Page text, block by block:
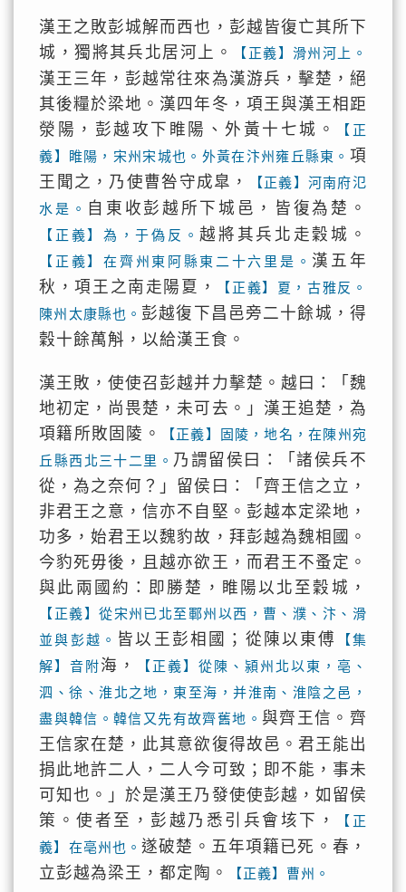
漢王之敗彭城解而西也，彭越皆復亡其所下
城，獨將其兵北居河上。
【正義】滑州河上。
漢王三年，彭越常往來為漢游兵，擊楚，絕
其後糧於梁地。漢四年冬，項王與漢王相距
滎陽，彭越攻下睢陽、外黃十七城。
【正
義】睢陽，宋州宋城也。外黃在汴州雍丘縣東。 項
王聞之，乃使曹咎守成皐，
【正義】河南府氾
水是。
自東收彭越所下城邑，皆復為楚。
【正義】為，于偽反。越將其兵北走穀城。
【正義】在齊州東阿縣東二十六里是。 漢五年
秋，項王之南走陽夏，
【正義】夏，古雅反。
陳州太康縣也。 彭越復下昌邑旁二十餘城，得
穀十餘萬斛，以給漢王食。
漢王敗，使使召彭越并力擊楚。越曰：「魏
地初定，尚畏楚，未可去。」漢王追楚，為
項籍所敗固陵。
【正義】固陵，地名，在陳州宛
丘縣西北三十二里。 乃謂留侯曰：「諸侯兵不
從，為之奈何？」留侯曰：「齊王信之立，
非君王之意，信亦不自堅。彭越本定梁地，
功多，始君王以魏豹故，拜彭越為魏相國。
今豹死毋後，且越亦欲王，而君王不蚤定。
與此兩國約：即勝楚，睢陽以北至穀城，
【正義】從宋州已北至鄆州以西，曹、濮、汴、滑
並與彭越。 皆以王彭相國；從陳以東傅
【集
解】音附海，
【正義】從陳、潁州北以東，亳、
泗、徐、淮北之地，東至海，并淮南、淮陰之邑，
盡與韓信。韓信又先有故齊舊地。 與齊王信。齊
王信家在楚，此其意欲復得故邑。君王能出
捐此地許二人，二人今可致；即不能，事未
可知也。」於是漢王乃發使使彭越，如留侯
策。使者至，彭越乃悉引兵會垓下，
【正
義】在亳州也。遂破楚。五年項籍已死。春，
立彭越為梁王，都定陶。
【正義】曹州。